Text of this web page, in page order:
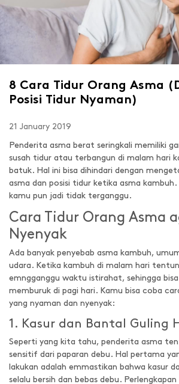
8 Cara Tidur Orang Asma
Posisi Tidur Nyaman)
21 January 2019
Penderita asma berat seringkali memiliki
susah tidur atau terbangun di malam hari
batuk. Hal ini bisa dihindari dengan
asma dan posisi tidur ketika asma
kamu pun jadi tidak terganggu.
Cara Tidur Orang Asma
Nyenyak
Ada banyak penyebab asma kambuh,
udara. Ketika kambuh di malam hari
emngganggu waktu istirahat, sehingga
memburuk di pagi hari. Kamu bisa coba
yang nyaman dan nyenyak:
1. Kasur dan Bantal Guling
Seperti yang kita tahu, penderita asma
sensitif dari paparan debu. Hal pertama
lakukan adalah emmastikan bahwa kasur
selalu bersih dan bebas debu.